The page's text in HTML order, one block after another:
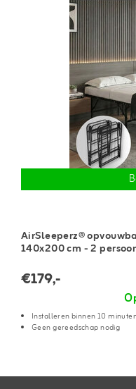
AirSleeperz®
140x200 cm - 2
€179,-
Installeren binnen 10
Geen gereedschap nodig